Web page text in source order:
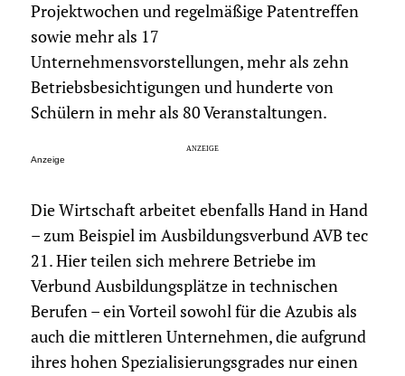
Projektwochen und regelmäßige Patentreffen
sowie mehr als 17
Unternehmensvorstellungen, mehr als zehn
Betriebsbesichtigungen und hunderte von
Schülern in mehr als 80 Veranstaltungen.
Anzeige
Die Wirtschaft arbeitet ebenfalls Hand in Hand
– zum Beispiel im Ausbildungsverbund AVB tec
21. Hier teilen sich mehrere Betriebe im
Verbund Ausbildungsplätze in technischen
Berufen – ein Vorteil sowohl für die Azubis als
auch die mittleren Unternehmen, die aufgrund
ihres hohen Spezialisierungsgrades nur einen